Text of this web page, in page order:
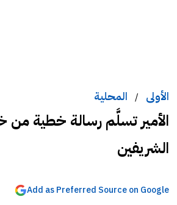
الأولى / المحلية
الأمير تسلَّم رسالة خطية من
الشريفين
Add as Preferred Source on Google